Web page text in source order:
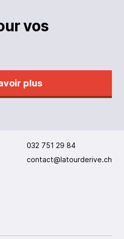
vos
plus
032 751 29 84
contact@latourderive.ch